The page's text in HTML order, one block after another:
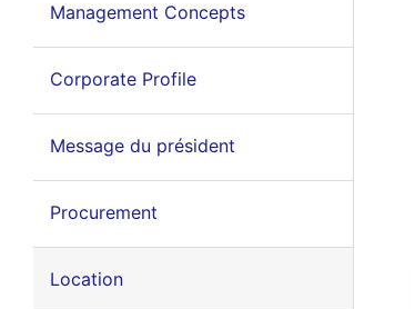
Management Concepts
Corporate Profile
Message du président
Procurement
Location